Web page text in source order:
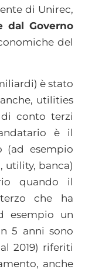
di Unirec,
dal Governo
del
è stato
utilities
conto terzi
è il
(ad esempio
utility, banca)
quando il
che ha
esempio un
5 anni sono
2019) riferiti
anche